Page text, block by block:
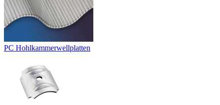
PC Hohlkammerwellplatten